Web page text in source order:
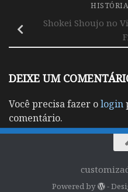
Shokei Shoujo no
DEIXE UM
Você precisa fazer ologin
comentário.
Powered by -